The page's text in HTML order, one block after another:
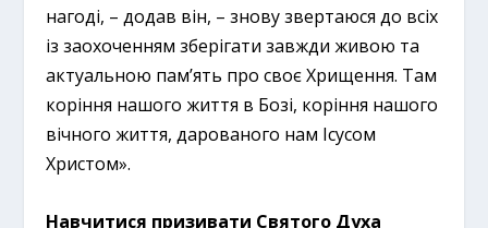
нагоді, – додав він, – знову звертаюся до всіх
із заохоченням зберігати завжди живою та
актуальною пам’ять про своє Хрищення. Там
коріння нашого життя в Бозі, коріння нашого
вічного життя, дарованого нам Ісусом
Христом».
Навчитися призивати Святого Духа